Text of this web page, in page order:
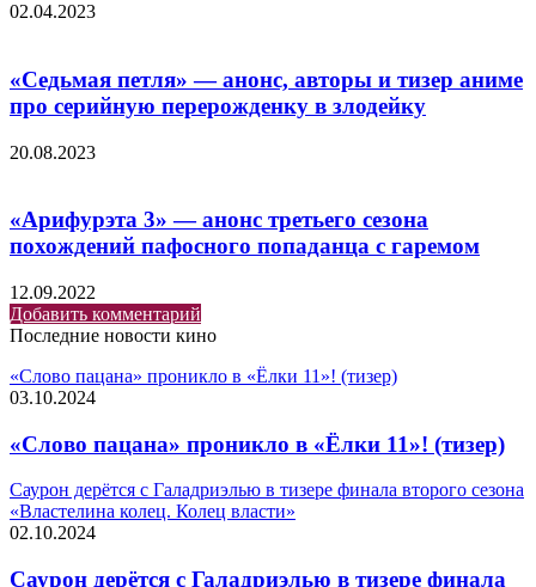
02.04.2023
«Седьмая петля» — анонс, авторы и тизер аниме
про серийную перерожденку в злодейку
20.08.2023
«Арифурэта 3» — анонс третьего сезона
похождений пафосного попаданца с гаремом
12.09.2022
Добавить комментарий
Последние новости кино
«Слово пацана» проникло в «Ёлки 11»! (тизер)
03.10.2024
«Слово пацана» проникло в «Ёлки 11»! (тизер)
Саурон дерётся с Галадриэлью в тизере финала второго сезона
«Властелина колец. Колец власти»
02.10.2024
Саурон дерётся с Галадриэлью в тизере финала